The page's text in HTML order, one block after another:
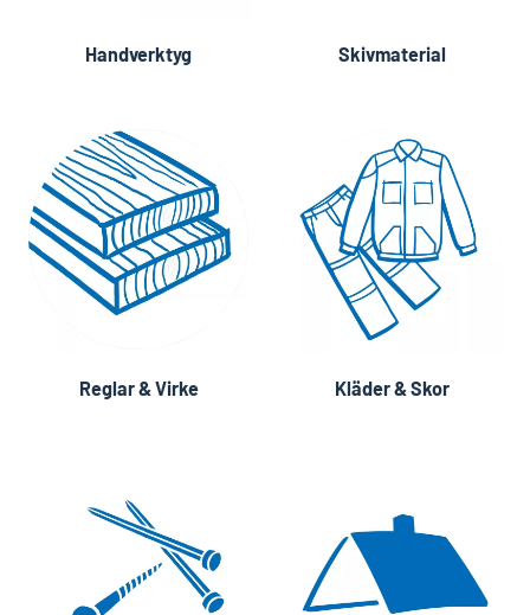
Handverktyg Skivmaterial
Reglar & Virke Kläder & Skor